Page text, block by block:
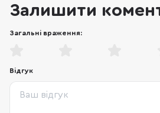
Залишити
Загальні враження:
Відгук